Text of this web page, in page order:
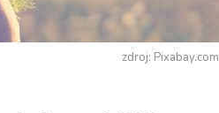
zdroj: Pixabay.com